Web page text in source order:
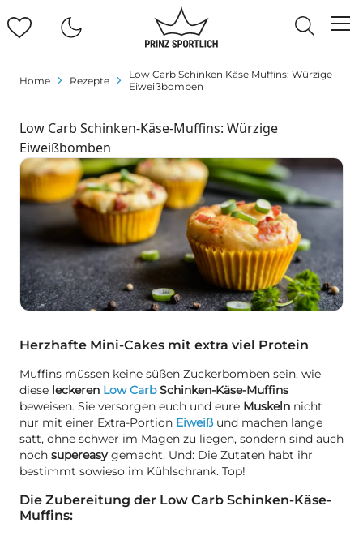
Home Rezepte
Low Carb Schinken Käse Muffins: Würzige
Eiweißbomben
Low Carb Schinken-Käse-Muffins: Würzige
Eiweißbomben
Herzhafte Mini-Cakes mit extra viel Protein
Muffins müssen keine süßen Zuckerbomben sein, wie
diese leckeren Low CarbSchinken-Käse-Muffins
beweisen. Sie versorgen euch und eure Muskeln nicht
nur mit einer Extra-Portion Eiweißund machen lange
satt, ohne schwer im Magen zu liegen, sondern sind auch
noch supereasy gemacht. Und: Die Zutaten habt ihr
bestimmt sowieso im Kühlschrank. Top!
Die Zubereitung der Low Carb Schinken-Käse-
Muffins: